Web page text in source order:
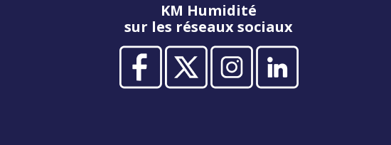
KM Humidité
sur les réseaux sociaux